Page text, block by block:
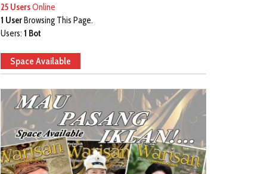
25 UsersOnline
1 UserBrowsing This Page.
Users: 1 Bot
Space Available